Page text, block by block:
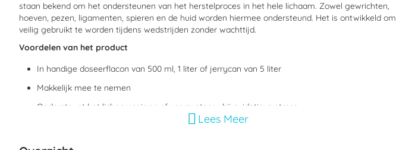
staan bekend om het ondersteunen van het herstelproces in het hele lichaam. Zowel gewrichten,
hoeven, pezen, ligamenten, spieren en de huid worden hiermee ondersteund. Het is ontwikkeld om
veilig gebruikt te worden tijdens wedstrijden zonder wachttijd.
Voordelen van het product
In handige doseerflacon van 500 ml, 1 liter of jerrycan van 5 liter
Makkelijk mee te nemen
Ondersteunt het lichaamseigen afweersysteem bij oxidatieve stress
Helpt je paard fit te houden tijdens perioden van zware inspanning
Helpt wanneer een snelle boost nodig is
Lees Meer